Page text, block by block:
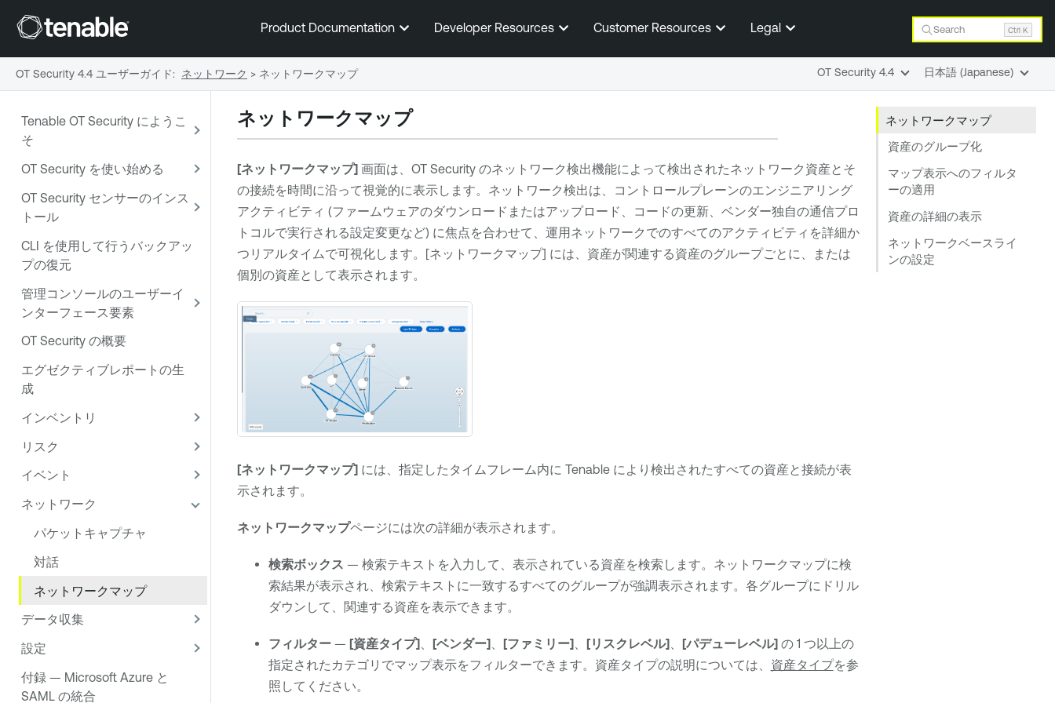
メインコンテンツに移動する
Product Documentation Developer Resources Customer Resources Legal Search Ctrl K
Tenable OT Security にようこ
そ
OT Security を使い始める
OT Security センサーのインス
トール
CLI を使用して行うバックアッ
プの復元
管理コンソールのユーザーイ
ンターフェース要素
OT Security の概要
エグゼクティブレポートの生
成
インベントリ
リスク
イベント
ネットワーク
パケットキャプチャ
対話
ネットワークマップ
データ収集
設定
付録 — Microsoft Azure と
SAML の統合
ネットワークマップ
資産のグループ化
マップ表示へのフィルタ
ーの適用
資産の詳細の表示
ネットワークベースライ
ンの設定
ネットワークマップ
[ネットワークマップ]画面は、 OT Securityのネットワーク検出機能によって検出されたネットワーク資産とそ
の接続を時間に沿って視覚的に表示します。ネットワーク検出は、コントロールプレーンのエンジニアリング
アクティビティ (ファームウェアのダウンロードまたはアップロード、コードの更新、ベンダー独自の通信プロ
トコルで実行される設定変更など) に焦点を合わせて、運用ネットワークでのすべてのアクティビティを詳細か
つリアルタイムで可視化します。[ネットワークマップ] には、資産が関連する資産のグループごとに、または
個別の資産として表示されます。
[ネットワークマップ]には、指定したタイムフレーム内に Tenableにより検出されたすべての資産と接続が表
示されます。
ネットワークマップページには次の詳細が表示されます。
検索ボックス — 検索テキストを入力して、表示されている資産を検索します。ネットワークマップに検
索結果が表示され、検索テキストに一致するすべてのグループが強調表示されます。各グループにドリル
ダウンして、関連する資産を表示できます。
フィルター— [資産タイプ]、 [ベンダー]、 [ファミリー]、 [リスクレベル]、 [パデューレベル]の 1 つ以上の
指定されたカテゴリでマップ表示をフィルターできます。資産タイプの説明については、 資産タイプを参
照してください。
OT Security 4.4 ユーザーガイド: ネットワーク > ネットワークマップ OT Security 4.4 日本語 (Japanese)